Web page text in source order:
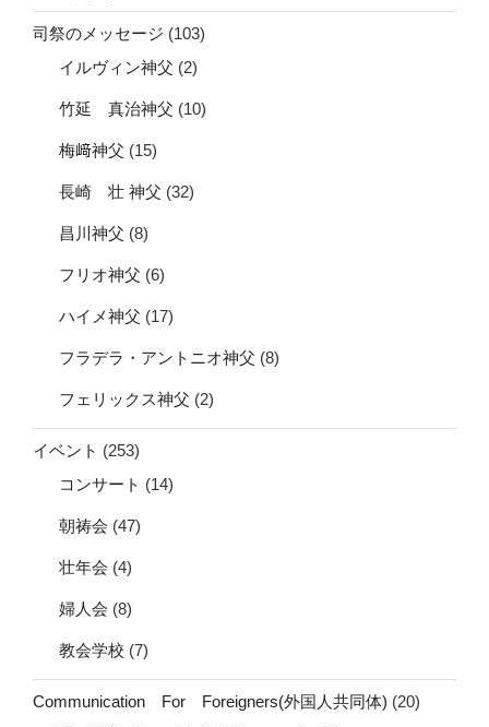
司祭のメッセージ (103)
イルヴィン神父 (2)
竹延 真治神父 (10)
梅﨑神父 (15)
長崎 壮 神父 (32)
昌川神父 (8)
フリオ神父 (6)
ハイメ神父 (17)
フラデラ・アントニオ神父 (8)
フェリックス神父 (2)
イベント (253)
コンサート (14)
朝祷会 (47)
壮年会 (4)
婦人会 (8)
教会学校 (7)
Communication For Foreigners(外国人共同体) (20)